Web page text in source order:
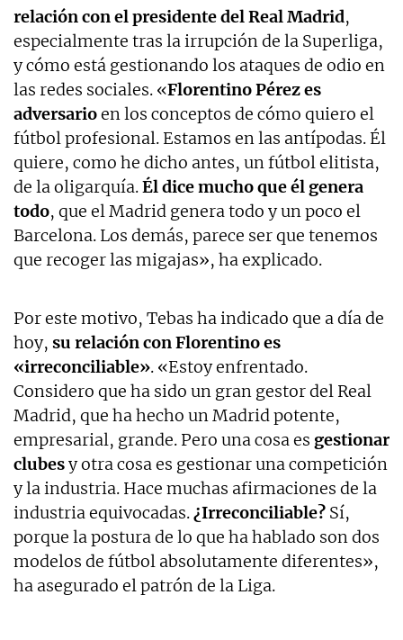
relación con el presidente del Real Madrid,
especialmente tras la irrupción de la Superliga,
y cómo está gestionando los ataques de odio en
las redes sociales. «Florentino Pérez es
adversarioen los conceptos de cómo quiero el
fútbol profesional. Estamos en las antípodas. Él
quiere, como he dicho antes, un fútbol elitista,
de la oligarquía.Él dice mucho que él genera
todo, que el Madrid genera todo y un poco el
Barcelona. Los demás, parece ser que tenemos
que recoger las migajas», ha explicado.
Por este motivo, Tebas ha indicado que a día de
hoy, su relación con Florentino es
«irreconciliable». «Estoy enfrentado.
Considero que ha sido un gran gestor del Real
Madrid, que ha hecho un Madrid potente,
empresarial, grande. Pero una cosa es gestionar
clubesy otra cosa es gestionar una competición
y la industria. Hace muchas afirmaciones de la
industria equivocadas.¿Irreconciliable? Sí,
porque la postura de lo que ha hablado son dos
modelos de fútbol absolutamente diferentes»,
ha asegurado el patrón de la Liga.